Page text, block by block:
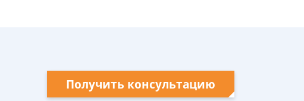
Получить консультацию